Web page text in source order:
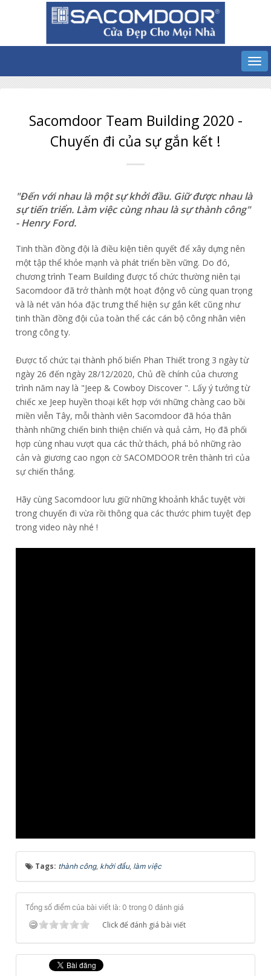
Sacomdoor Team Building 2020 -
Chuyến đi của sự gắn kết !
"Đến với nhau là một sự khởi đầu. Giữ được nhau là
sự tiến triển. Làm việc cùng nhau là sự thành công"
- Henry Ford.
Tinh thần đồng đội là điều kiện tiên quyết để xây dựng nên
một tập thể khỏe mạnh và phát triển bền vững. Do đó,
chương trình Team Building được tổ chức thường niên tại
Sacomdoor đã trở thành một hoạt động vô cùng quan trọng
và là nét văn hóa đặc trưng thể hiện sự gắn kết cũng như
tinh thần đồng đội của toàn thể các cán bộ công nhân viên
trong công ty.
Được tổ chức tại thành phố biển Phan Thiết trong 3 ngày từ
ngày 26 đến ngày 28/12/2020, Chủ đề chính của chương
trình năm nay là "Jeep & Cowboy Discover ". Lấy ý tưởng từ
chiếc xe Jeep huyền thoại kết hợp với những chàng cao bồi
miền viễn Tây, mỗi thành viên Sacomdoor đã hóa thân
thành những chiến binh thiện chiến và quả cảm, Họ đã phối
hợp cùng nhau vượt qua các thử thách, phá bỏ những rào
cản và giương cao ngọn cờ SACOMDOOR trên thành trì của
sự chiến thắng.
Hãy cùng Sacomdoor lưu giữ những khoảnh khắc tuyệt vời
trong chuyến đi vừa rồi thông qua các thước phim tuyệt đẹp
trong video này nhé !
Tags: thành công, khởi đầu, làm việc
Tổng số điểm của bài viết là: 0 trong 0 đánh giá
Click để đánh giá bài viết